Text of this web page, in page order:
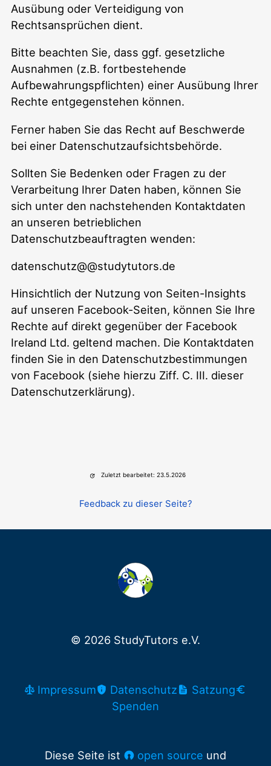
Ausübung oder Verteidigung von
Rechtsansprüchen dient.
Bitte beachten Sie, dass ggf. gesetzliche
Ausnahmen (z.B. fortbestehende
Aufbewahrungspflichten) einer Ausübung Ihrer
Rechte entgegenstehen können.
Ferner haben Sie das Recht auf Beschwerde
bei einer Datenschutzaufsichtsbehörde.
Sollten Sie Bedenken oder Fragen zu der
Verarbeitung Ihrer Daten haben, können Sie
sich unter den nachstehenden Kontaktdaten
an unseren betrieblichen
Datenschutzbeauftragten wenden:
datenschutz@@studytutors.de
Hinsichtlich der Nutzung von Seiten-Insights
auf unseren Facebook-Seiten, können Sie Ihre
Rechte auf direkt gegenüber der Facebook
Ireland Ltd. geltend machen. Die Kontaktdaten
finden Sie in den Datenschutzbestimmungen
von Facebook (siehe hierzu Ziff. C. III. dieser
Datenschutzerklärung).
Zuletzt bearbeitet: 23.5.2026
Feedback zu dieser Seite?
© 2026 StudyTutors e.V.
Impressum Datenschutz
Satzung
Spenden
Diese Seite ist open source und